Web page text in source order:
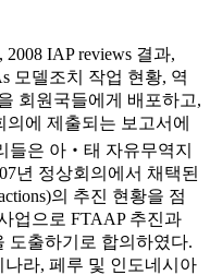
IAP reviews 결과,
모델조치 작업 현황, 역
회원국들에게 배포하고,
의에 제출되는 보고서에
들은 아‧태 자유무역지
년 정상회의에서 채택된
의 추진 현황을 점
업으로 FTAAP 추진과
도출하기로 합의하였다.
라, 페루 및 인도네시아